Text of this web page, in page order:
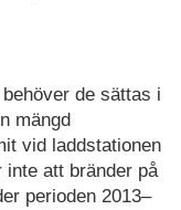
de sättas i
mängd
vid laddstationen
inte att bränder på
perioden 2013–